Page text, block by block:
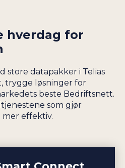
hverdag for
store datapakker i Telias
trygge løsninger for
beste Bedriftsnett.
som gjør
effektiv.